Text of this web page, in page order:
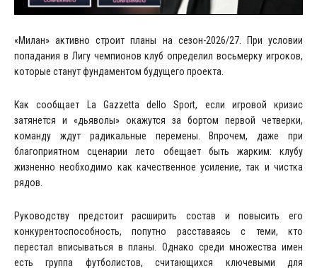
«Милан» активно строит планы на сезон-2026/27. При условии
попадания в Лигу чемпионов клуб определил восьмерку игроков,
которые станут фундаментом будущего проекта.
Как сообщает La Gazzetta dello Sport, если игровой кризис
затянется и «дьяволы» окажутся за бортом первой четверки,
команду ждут радикальные перемены. Впрочем, даже при
благоприятном сценарии лето обещает быть жарким: клубу
жизненно необходимо как качественное усиление, так и чистка
рядов.
Руководству предстоит расширить состав и повысить его
конкурентоспособность, попутно расставаясь с теми, кто
перестал вписываться в планы. Однако среди множества имен
есть группа футболистов, считающихся ключевыми для